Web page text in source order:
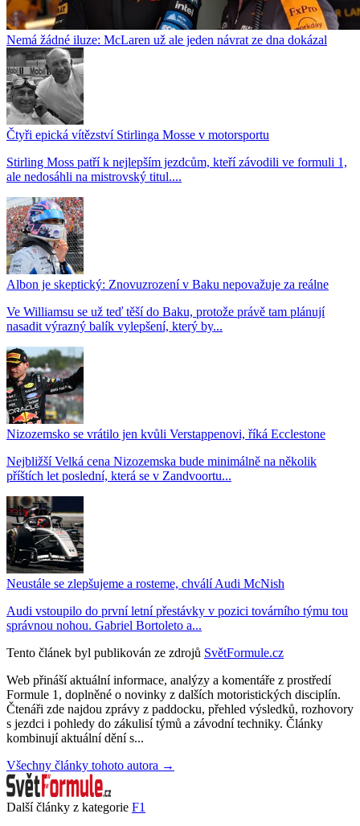
Nemá žádné iluze: McLaren už ale jeden návrat ze dna dokázal
Čtyři epická vítězství Stirlinga Mosse v motorsportu
Stirling Moss patří k nejlepším jezdcům, kteří závodili ve formuli 1,
ale nedosáhli na mistrovský titul....
Albon je skeptický: Znovuzrození v Baku nepovažuje za reálne
Ve Williamsu se už teď těší do Baku, protože právě tam plánují
nasadit výrazný balík vylepšení, který by...
Nizozemsko se vrátilo jen kvůli Verstappenovi, říká Ecclestone
Nejbližší Velká cena Nizozemska bude minimálně na několik
příštích let poslední, která se v Zandvoortu...
Neustále se zlepšujeme a rosteme, chválí Audi McNish
Audi vstoupilo do první letní přestávky v pozici továrního týmu tou
správnou nohou. Gabriel Bortoleto a...
Tento článek byl publikován ze zdrojů SvětFormule.cz
Web přináší aktuální informace, analýzy a komentáře z prostředí
Formule 1, doplněné o novinky z dalších motoristických disciplín.
Čtenáři zde najdou zprávy z paddocku, přehled výsledků, rozhovory
s jezdci i pohledy do zákulisí týmů a závodní techniky. Články
kombinují aktuální dění s...
Všechny články tohoto autora →
Další články z kategorie F1